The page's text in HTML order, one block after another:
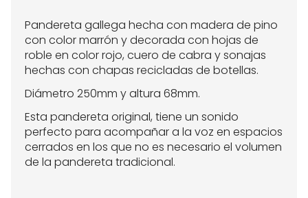
Pandereta gallega hecha con madera de pino
con color marrón y decorada con hojas de
roble en color rojo, cuero de cabra y sonajas
hechas con chapas recicladas de botellas.
Diámetro 250mm y altura 68mm.
Esta pandereta original, tiene un sonido
perfecto para acompañar a la voz en espacios
cerrados en los que no es necesario el volumen
de la pandereta tradicional.